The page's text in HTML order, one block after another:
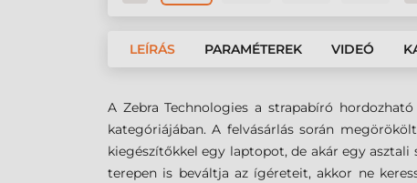
LEÍRÁS PARAMÉTEREK VIDEÓ
A Zebra Technologies a strapabíró
kategóriájában. A felvásárlás során
kiegészítőkkel egy laptopot, de akár egy
terepen is beváltja az ígéreteit, akkor ne